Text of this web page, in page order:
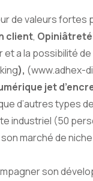
de valeurs fortes
client, Opiniâtreté
et a la possibilité
), (www.adhex-
jet
d’autres types
industriel (50
marché de
son